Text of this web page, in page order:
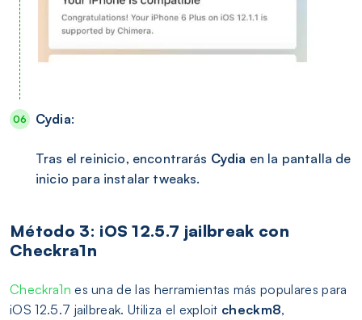
Cydia:
Tras el reinicio, encontrarás Cydia en la pantalla de
inicio para instalar tweaks.
Método 3: iOS 12.5.7 jailbreak con
Checkra1n
Checkra1n es una de las herramientas más populares para
iOS 12.5.7 jailbreak. Utiliza el exploit checkm8,